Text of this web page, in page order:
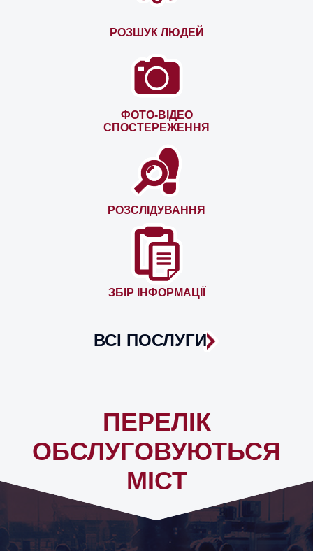
РОЗШУК ЛЮДЕЙ
ФОТО-ВІДЕО
СПОСТЕРЕЖЕННЯ
РОЗСЛІДУВАННЯ
ЗБІР ІНФОРМАЦІЇ
ВСІ ПОСЛУГИ
ПЕРЕЛІК
ОБСЛУГОВУЮТЬСЯ
МІСТ